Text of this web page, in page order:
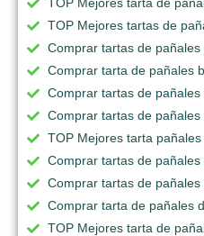
TOP Mejores tartas de
Comprar tartas de
Comprar tarta de pañales
Comprar tartas de pañales
Comprar tartas de
TOP Mejores tarta
Comprar tartas de
Comprar tartas de pañales
Comprar tarta de pañales
TOP Mejores tarta de